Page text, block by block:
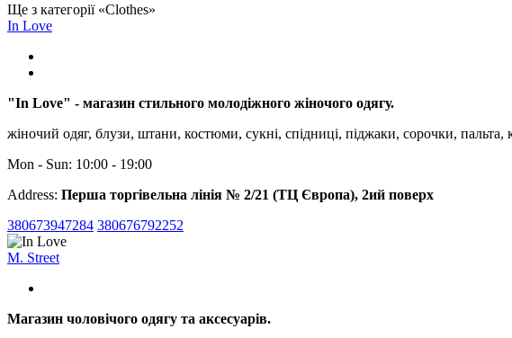
Ще з категорії «Clothes»
In Love
"In Love" - магазин стильного молодіжного жіночого одягу.
жіночий одяг, блузи, штани, костюми, сукні, спідниці, піджаки, сорочки, пальта,
Mon - Sun: 10:00 - 19:00
Address: Перша торгівельна лінія № 2/21 (ТЦ Європа), 2ий поверх
380673947284 380676792252
M. Street
Магазин чоловічого одягу та аксесуарів.